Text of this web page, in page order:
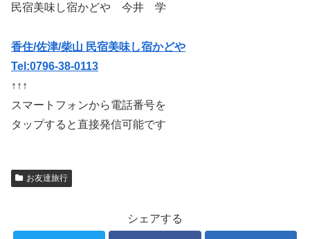
民宿美味し宿かどや 今井 学
香住/佐津/柴山 民宿美味し宿かどや
Tel:0796-38-0113
↑↑↑
スマートフォンから電話番号を
タップすると直接発信可能です
お友達旅行
シェアする